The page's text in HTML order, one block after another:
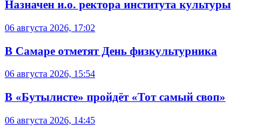
Назначен и.о. ректора института культуры
06 августа 2026, 17:02
В Самаре отметят День физкультурника
06 августа 2026, 15:54
В «Бутылисте» пройдёт «Тот самый своп»
06 августа 2026, 14:45